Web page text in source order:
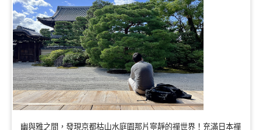
幽與雅之間，發現京都枯山水庭園那片寧靜的禪世界！充滿日本禪